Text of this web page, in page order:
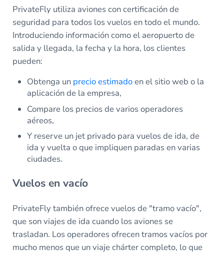
PrivateFly utiliza aviones con certificación de
seguridad para todos los vuelos en todo el mundo.
Introduciendo información como el aeropuerto de
salida y llegada, la fecha y la hora, los clientes
pueden:
Obtenga un precio estimadoen el sitio web o la
aplicación de la empresa,
Compare los precios de varios operadores
aéreos,
Y reserve un jet privado para vuelos de ida, de
ida y vuelta o que impliquen paradas en varias
ciudades.
Vuelos en vacío
PrivateFly también ofrece vuelos de "tramo vacío",
que son viajes de ida cuando los aviones se
trasladan. Los operadores ofrecen tramos vacíos por
mucho menos que un viaje chárter completo, lo que